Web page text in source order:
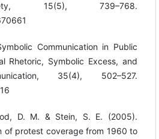
15(5), 739–768.
Communication in Public
Rhetoric, Symbolic Excess, and
35(4), 502–527.
D. M. & Stein, S. E. (2005).
of protest coverage from 1960 to